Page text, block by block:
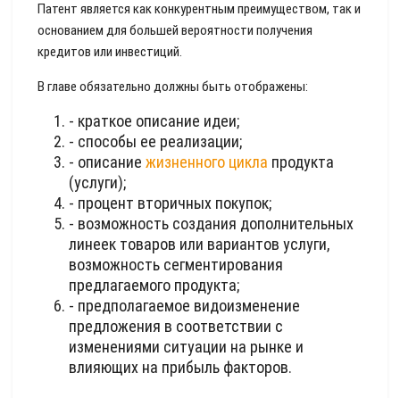
Патент является как конкурентным преимуществом, так и
основанием для большей вероятности получения
кредитов или инвестиций.
В главе обязательно должны быть отображены:
- краткое описание идеи;
- способы ее реализации;
- описание жизненного цикла продукта
(услуги);
- процент вторичных покупок;
- возможность создания дополнительных
линеек товаров или вариантов услуги,
возможность сегментирования
предлагаемого продукта;
- предполагаемое видоизменение
предложения в соответствии с
изменениями ситуации на рынке и
влияющих на прибыль факторов.